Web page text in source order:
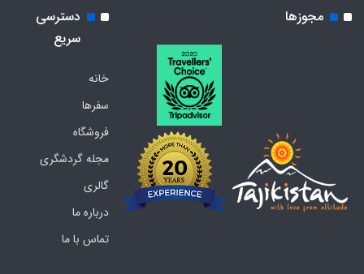
مجوزها
دسترسی
سریع
خانه
سفرها
فروشگاه
مجله گردشگری
گالری
درباره ما
تماس با ما